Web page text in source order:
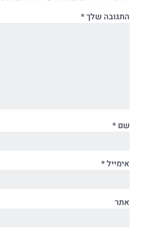
התגובה שלך*
שם *
אימייל*
אתר